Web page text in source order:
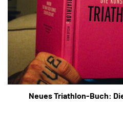
Neues Triathlon-Buch: